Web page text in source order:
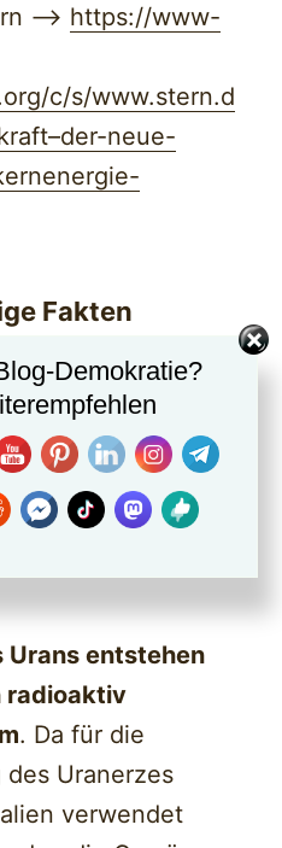
—> https://www-
c/s/www.stern.d
neue-
Fakten
liefert so
Kilogramm
resp.
7000
Urans entstehen
radioaktiv
. Da für die
Uranerzes
verwendet
Demokratie?